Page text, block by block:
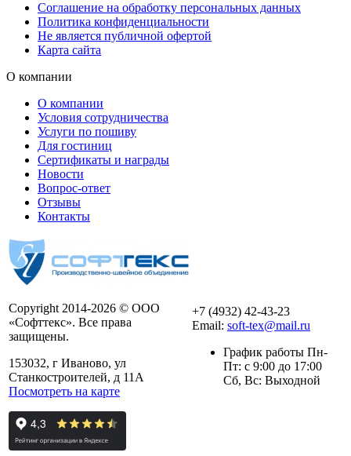
Соглашение на обработку персональных данных
Политика конфиденциальности
Не является публичной офертой
Карта сайта
О компании
О компании
Условия сотрудничества
Услуги по пошиву
Для гостиниц
Сертификаты и награды
Новости
Вопрос-ответ
Отзывы
Контакты
Copyright 2014-2026 © ООО
«Софттекс». Все права
защищены.
153032, г Иваново, ул
Станкостроителей, д 11А
Посмотреть на карте
+7 (4932) 42-43-23
Email: soft-tex@mail.ru
График работы Пн-
Пт: с 9:00 до 17:00
Сб, Вс: Выходной